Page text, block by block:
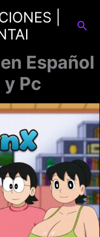
|
Español
Pc